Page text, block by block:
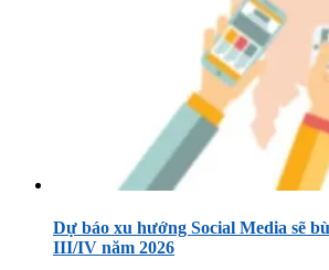
Dự báo xu hướng Social Media sẽ
III/IV năm 2026